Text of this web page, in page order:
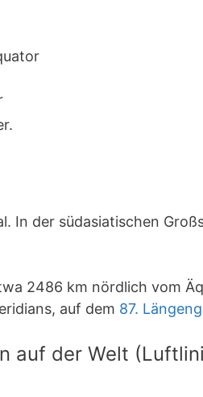
In der südasiatischen
2486 km nördlich vom
auf dem 87.
auf der Welt